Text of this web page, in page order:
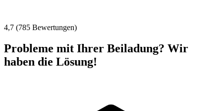
4,7 (785 Bewertungen)
Probleme mit Ihrer Beiladung? Wir
haben die Lösung!